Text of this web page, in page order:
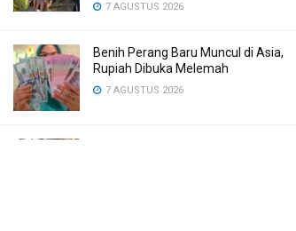
7 AGUSTUS 2026
Benih Perang Baru Muncul di Asia,
Rupiah Dibuka Melemah
7 AGUSTUS 2026